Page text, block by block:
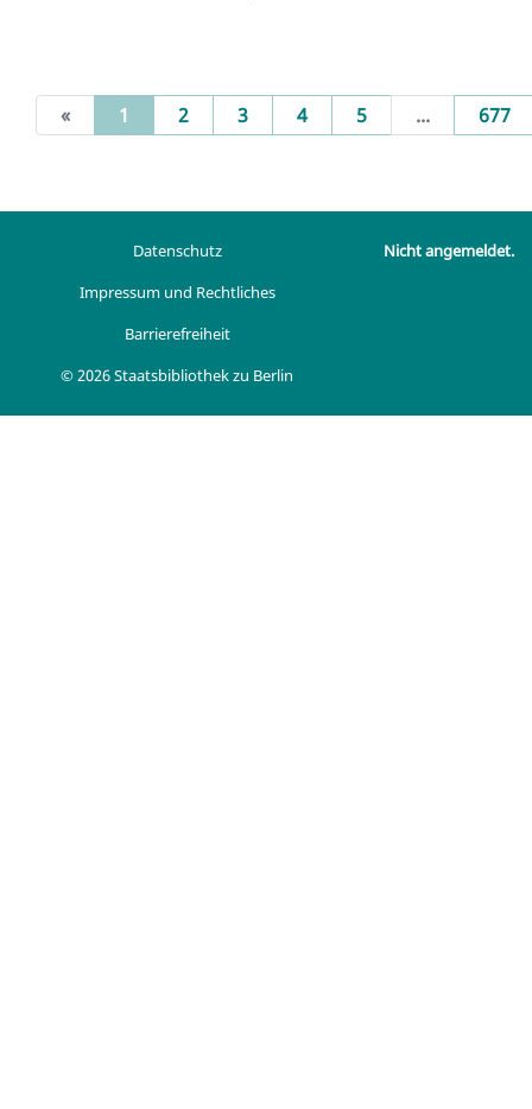
« 1 (current)
2 3 4 5 ... 677
Datenschutz
Impressum und Rechtliches
Barrierefreiheit
© 2026 Staatsbibliothek zu Berlin
Nicht angemeldet.